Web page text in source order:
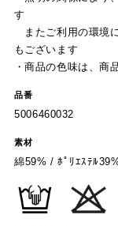
す
またご利用の環境
もございます
・商品の色味は、商
品番
5006460032
素材
綿59% / ﾎﾟﾘｴｽﾃﾙ